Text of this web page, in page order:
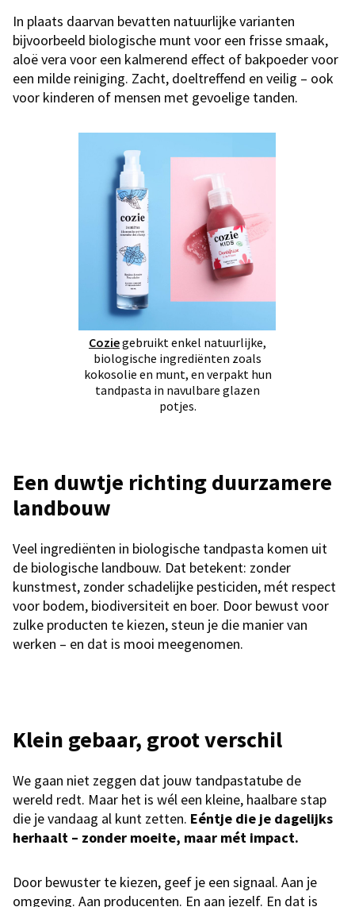
In plaats daarvan bevatten natuurlijke varianten
bijvoorbeeld biologische munt voor een frisse smaak,
aloë vera voor een kalmerend effect of bakpoeder voor
een milde reiniging. Zacht, doeltreffend en veilig – ook
voor kinderen of mensen met gevoelige tanden.
Coziegebruikt enkel natuurlijke,
biologische ingrediënten zoals
kokosolie en munt, en verpakt hun
tandpasta in navulbare glazen
potjes.
Een duwtje richting duurzamere
landbouw
Veel ingrediënten in biologische tandpasta komen uit
de biologische landbouw. Dat betekent: zonder
kunstmest, zonder schadelijke pesticiden, mét respect
voor bodem, biodiversiteit en boer. Door bewust voor
zulke producten te kiezen, steun je die manier van
werken – en dat is mooi meegenomen.
Klein gebaar, groot verschil
We gaan niet zeggen dat jouw tandpastatube de
wereld redt. Maar het is wél een kleine, haalbare stap
die je vandaag al kunt zetten. Eéntje die je dagelijks
herhaalt – zonder moeite, maar mét impact.
Door bewuster te kiezen, geef je een signaal. Aan je
omgeving. Aan producenten. En aan jezelf. En dat is